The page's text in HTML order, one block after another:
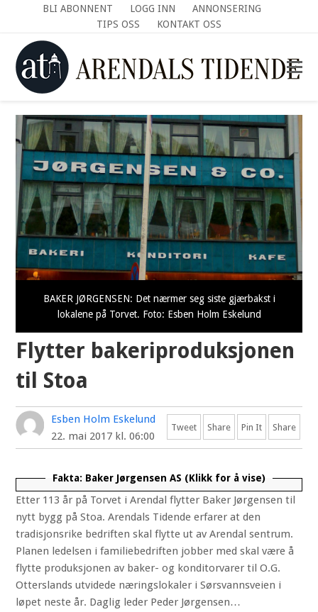
BLI ABONNENT LOGG INN
ANNONSERING
TIPS OSS
KONTAKT OSS
BAKER JØRGENSEN: Det nærmer seg siste gjærbakst i
lokalene på Torvet. Foto: Esben Holm Eskelund
Flytter bakeriproduksjonen
til Stoa
Tweet Share Pin It Share
Esben Holm Eskelund
22. mai 2017 kl. 06:00
Fakta: Baker Jørgensen AS
Etter 113 år på Torvet i Arendal flytter Baker Jørgensen
til nytt bygg på Stoa. Arendals Tidende erfarer at den
tradisjonsrike bedriften skal flytte ut av Arendal
sentrum. Planen ledelsen i familiebedriften jobber
med skal være å flytte produksjonen av baker- og
konditorvarer til O.G. Otterslands
utvidede næringslokaler i Sørsvannsveien i løpet neste
Etter 113 år på Torvet i Arendal flytter Baker Jørgensen til
nytt bygg på Stoa. Arendals Tidende erfarer at den
tradisjonsrike bedriften skal flytte ut av Arendal sentrum.
Planen ledelsen i familiebedriften jobber med skal være å
flytte produksjonen av baker- og konditorvarer til O.G.
Otterslands utvidede næringslokaler i Sørsvannsveien i
løpet neste år. Daglig leder Peder Jørgensen…